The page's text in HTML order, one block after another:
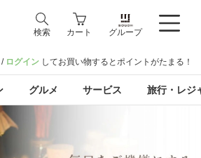
検索 カート グループ
/ ログイン してお買い物するとポイントがたまる！
グルメ サービス 旅行・レジ